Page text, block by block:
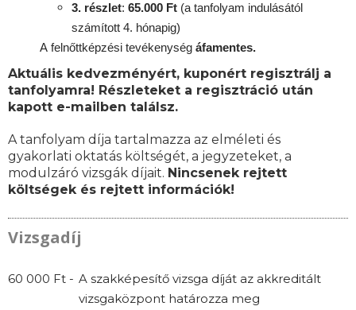
3. részlet: 65.000 Ft (a tanfolyam indulásától
számított 4. hónapig)
A felnőttképzési tevékenység áfamentes.
Aktuális kedvezményért, kuponért regisztrálj a
tanfolyamra! Részleteket a regisztráció után
kapott e-mailben találsz.
A tanfolyam díja tartalmazza az elméleti és
gyakorlati oktatás költségét, a jegyzeteket, a
modulzáró vizsgák díjait. Nincsenek rejtett
költségek és rejtett információk!
Vizsgadíj
60 000 Ft - A szakképesítő vizsga díját az akkreditált
vizsgaközpont határozza meg